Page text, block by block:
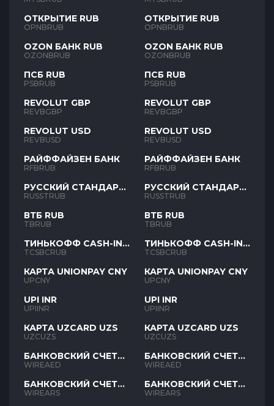
ОТКРЫТИЕ RUB
OPNBRUB
OZON БАНК RUB
OZONBRUB
ПСБ RUB
PSBRUB
REVOLUT GBP
REVBGBP
REVOLUT USD
REVBUSD
РАЙФФАЙЗЕН БАНК
RFBRUB
РУССКИЙ СТАНДАРТ
RUB
RUSSTRUB
ВТБ RUB
TBRUB
ТИНЬКОФФ CASH-IN
RUB
TCSBCRUB
КАРТА UNIONPAY CNY
UPCNY
UPI INR
UPIINR
КАРТА UZCARD UZS
UZCUZS
БАНКОВСКИЙ СЧЕТ
AED
WIREAED
БАНКОВСКИЙ СЧЕТ
ARS
WIREARS
ОТКРЫТИЕ RUB
OPNBRUB
OZON БАНК RUB
OZONBRUB
ПСБ RUB
PSBRUB
REVOLUT GBP
REVBGBP
REVOLUT USD
REVBUSD
РАЙФФАЙЗЕН БАНК
RFBRUB
РУССКИЙ СТАНДАРТ
RUB
RUSSTRUB
ВТБ RUB
TBRUB
ТИНЬКОФФ CASH-IN
RUB
TCSBCRUB
КАРТА UNIONPAY CNY
UPCNY
UPI INR
UPIINR
КАРТА UZCARD UZS
UZCUZS
БАНКОВСКИЙ СЧЕТ
AED
WIREAED
БАНКОВСКИЙ СЧЕТ
ARS
WIREARS